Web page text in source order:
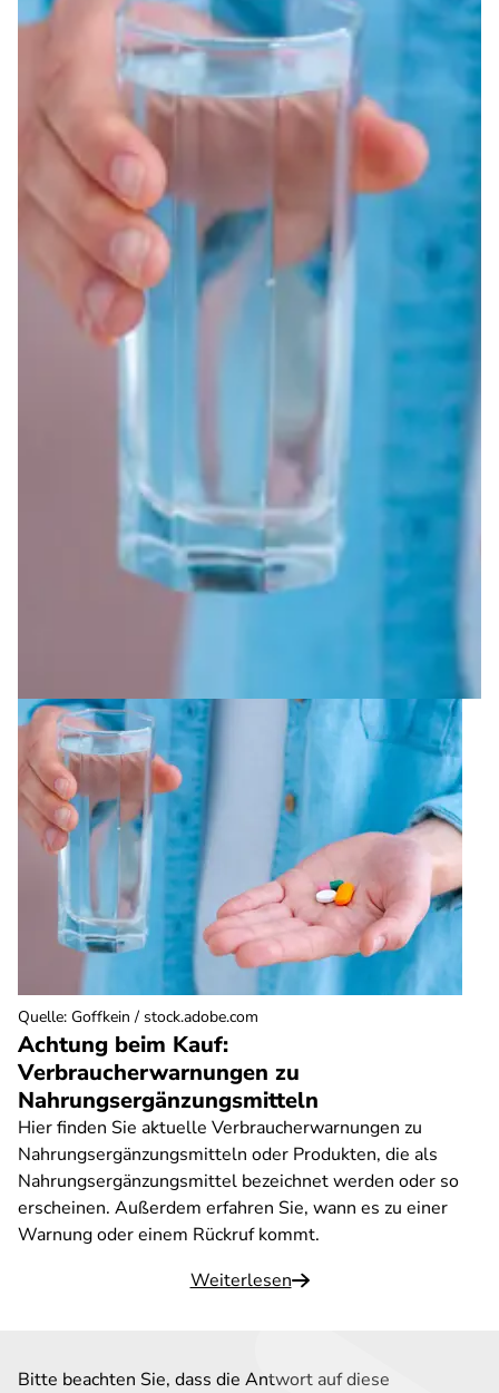
Achtung beim Kauf:
Verbraucherwarnungen zu
Nahrungsergänzungsmitteln
Hier finden Sie aktuelle Verbraucherwarnungen zu
Nahrungsergänzungsmitteln oder Produkten, die als
Nahrungsergänzungsmittel bezeichnet werden oder so
erscheinen. Außerdem erfahren Sie, wann es zu einer
Warnung oder einem Rückruf kommt.
Weiterlesen
Quelle: Goffkein / stock.adobe.com
Bitte beachten Sie, dass die Antwort auf diese